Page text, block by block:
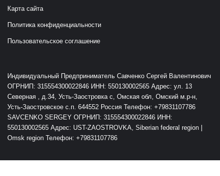
Карта сайта
Политика конфиденциальности
Пользовательское соглашение
Индивидуальный Предприниматель Савченко Сергей Валентинович
ОГРНИП: 315554300022846 ИНН: 550130002565 Адрес: ул. 13
Северная , д.34, Усть-Заостровка с, Омская обл, Омский м.р-н,
Усть-Заостровское с.п. 644552 Россия Телефон: +79831107786
SAVCENKO SERGEY ОГРНИП: 315554300022846 ИНН:
550130002565 Адрес: UST-ZAOSTROVKA, Siberian federal region |
Omsk region Телефон: +79831107786